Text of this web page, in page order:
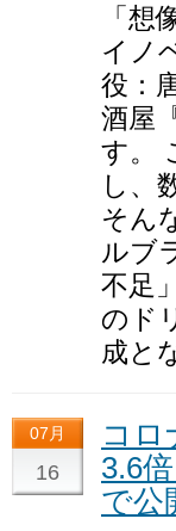
「
イノ
役：
酒屋
す。
し、
そん
ルブ
不足
のド
成と
07月
16
コロ
3.6
で公